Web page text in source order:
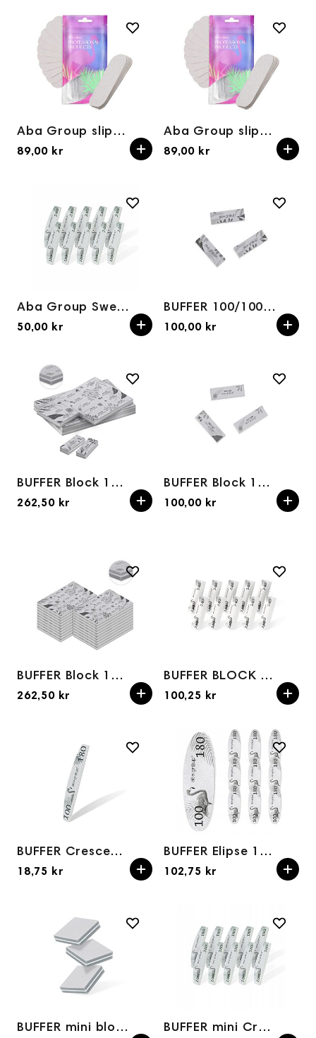
Aba Group slipepapir til metallfotfil, korning 180 – 25 stk
89,00 kr
Aba Group slipepapir til metallfotfil, korning 80 – 25 stk
89,00 kr
Aba Group Sweet mini buffer halvmåne 180/240 – FLAMINGO, 10 stk
50,00 kr
BUFFER 100/100grit 15pk
100,00 kr
BUFFER Block 100/100grit mini 45pk
262,50 kr
BUFFER Block 100/180grit 15pk
100,00 kr
BUFFER Block 180/240grit 45pk
262,50 kr
BUFFER BLOCK 240/240grit Hvit 10pk
100,25 kr
BUFFER Crescent/Halfmoon 100/180grit AbaGroup
18,75 kr
BUFFER Elipse 100/180 mini (10stk)
102,75 kr
BUFFER mini block 100/180grit (20stk) BUFFER mini Crescent/Halfmoon 100/180grit 10pk